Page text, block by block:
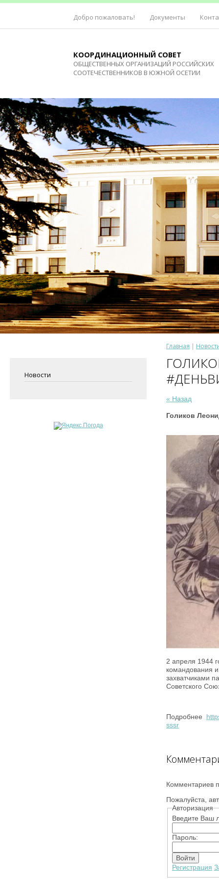
Добро пожаловать! Документы
КООРДИНАЦИОННЫЙ СОВЕТ
ОБЩЕСТВЕННЫХ ОРГАНИЗАЦИЙ РОССИЙСКИХ
СООТЕЧЕСТВЕННИКОВ В ЮЖНОЙ ОСЕТИИ
Новости
Главная |
« Назад
Голиков
2 апреля 1944
командования
захватчиками
Советского
Подробнее
sssr
Комментариев
Пожалуйста,
Авторизация
Введите Ваш
Пароль:
Регистрация